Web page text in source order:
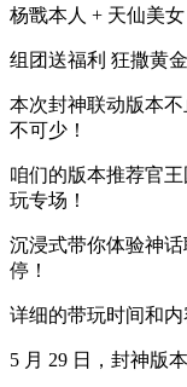
杨戬本人 + 天仙美女
组团送福利 狂撒黄
本次封神联动版本
不可少！
咱们的版本推荐官
玩专场！
沉浸式带你体验神
停！
详细的带玩时间和
5 月 29 日，封神版